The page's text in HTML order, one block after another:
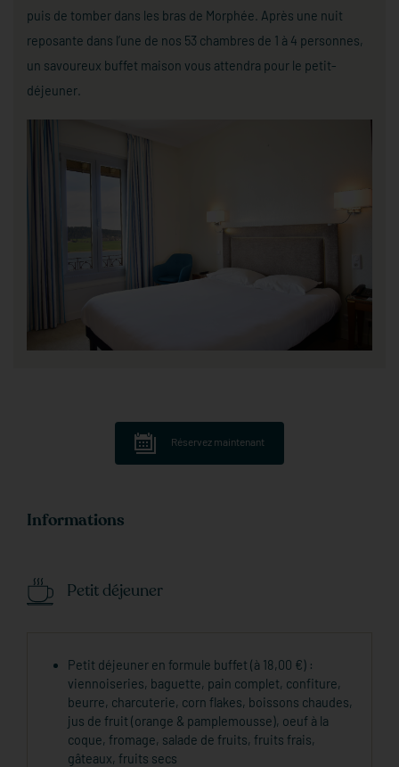
puis de tomber dans les bras de Morphée. Après une nuit
reposante dans l’une de nos 53 chambres de 1 à 4 personnes,
un savoureux buffet maison vous attendra pour le petit-
déjeuner.
Réservez maintenant
Informations
Petit déjeuner
Petit déjeuner en formule buffet (à 18,00 €) :
viennoiseries, baguette, pain complet, confiture,
beurre, charcuterie, corn flakes, boissons chaudes,
jus de fruit (orange & pamplemousse), oeuf à la
coque, fromage, salade de fruits, fruits frais,
gâteaux, fruits secs